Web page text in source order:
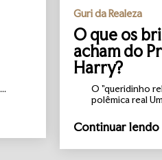
Guri da Realeza
O que os
acham do
Harry?
O "queridinho
polêmica real
Continuar lendo